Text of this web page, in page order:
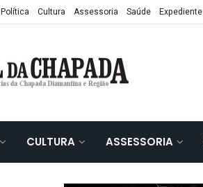
Política Cultura Assessoria Saúde Expediente
CULTURA ASSESSORIA